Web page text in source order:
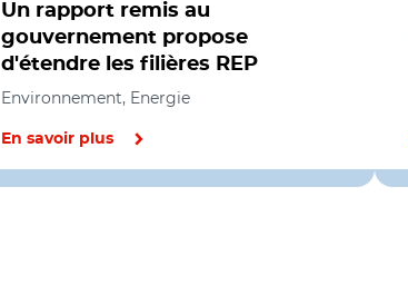
Un rapport remis au
gouvernement propose
d'étendre les filières REP
Environnement, Energie
En savoir plus